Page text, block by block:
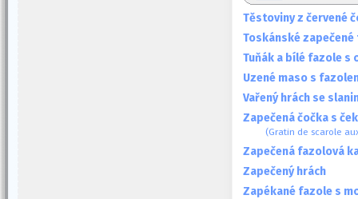
Těstoviny z červené
Toskánské
Tuňák a bílé fazole s
Uzené maso s
Vařený hrách se
Zapečená čočka s
(Gratin de scarole
Zapečená fazolová
Zapečený hrách
Zapékané fazole s